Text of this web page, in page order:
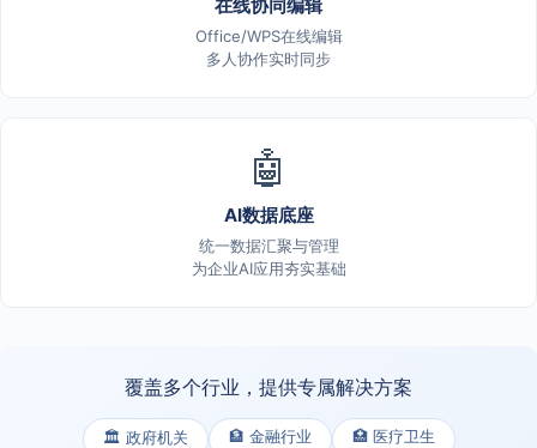
在线协同编辑
Office/WPS在线编辑
多人协作实时同步
🤖
AI数据底座
统一数据汇聚与管理
为企业AI应用夯实基础
覆盖多个行业，提供专属解决方案
🏛️ 政府机关 🏦 金融行业 🏥 医疗卫生